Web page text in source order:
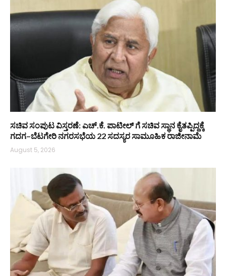
ಸಚಿವ ಸಂಪುಟ ವಿಸ್ತರಣೆ: ಎಚ್.ಕೆ. ಪಾಟೀಲ್ ಗೆ ಸಚಿವ ಸ್ಥಾನ ಕೈತಪ್ಪಿದ್ದಕ್ಕೆ
ಗದಗ–ಬೆಟಗೇರಿ ನಗರಸಭೆಯ 22 ಸದಸ್ಯರ ಸಾಮೂಹಿಕ ರಾಜೀನಾಮೆ
August 5, 2026